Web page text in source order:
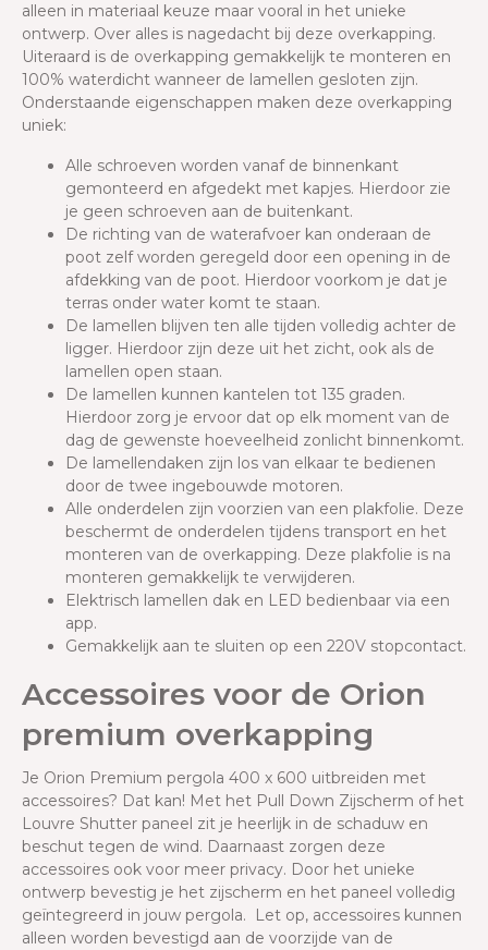
alleen in materiaal keuze maar vooral in het unieke
ontwerp. Over alles is nagedacht bij deze overkapping.
Uiteraard is de overkapping gemakkelijk te monteren en
100% waterdicht wanneer de lamellen gesloten zijn.
Onderstaande eigenschappen maken deze overkapping
uniek:
Alle schroeven worden vanaf de binnenkant
gemonteerd en afgedekt met kapjes. Hierdoor zie
je geen schroeven aan de buitenkant.
De richting van de waterafvoer kan onderaan de
poot zelf worden geregeld door een opening in de
afdekking van de poot. Hierdoor voorkom je dat je
terras onder water komt te staan.
De lamellen blijven ten alle tijden volledig achter de
ligger. Hierdoor zijn deze uit het zicht, ook als de
lamellen open staan.
De lamellen kunnen kantelen tot 135 graden.
Hierdoor zorg je ervoor dat op elk moment van de
dag de gewenste hoeveelheid zonlicht binnenkomt.
De lamellendaken zijn los van elkaar te bedienen
door de twee ingebouwde motoren.
Alle onderdelen zijn voorzien van een plakfolie. Deze
beschermt de onderdelen tijdens transport en het
monteren van de overkapping. Deze plakfolie is na
monteren gemakkelijk te verwijderen.
Elektrisch lamellen dak en LED bedienbaar via een
app.
Gemakkelijk aan te sluiten op een 220V stopcontact.
Accessoires voor de Orion
premium overkapping
Je Orion Premium pergola 400 x 600 uitbreiden met
accessoires? Dat kan! Met het Pull Down Zijscherm of het
Louvre Shutter paneel zit je heerlijk in de schaduw en
beschut tegen de wind. Daarnaast zorgen deze
accessoires ook voor meer privacy. Door het unieke
ontwerp bevestig je het zijscherm en het paneel volledig
geïntegreerd in jouw pergola. Let op, accessoires kunnen
alleen worden bevestigd aan de voorzijde van de